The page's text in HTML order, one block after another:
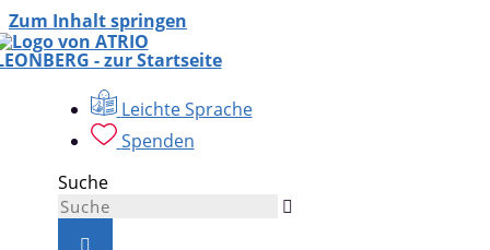
Zum Inhalt springen
Leichte Sprache
Spenden
Suche